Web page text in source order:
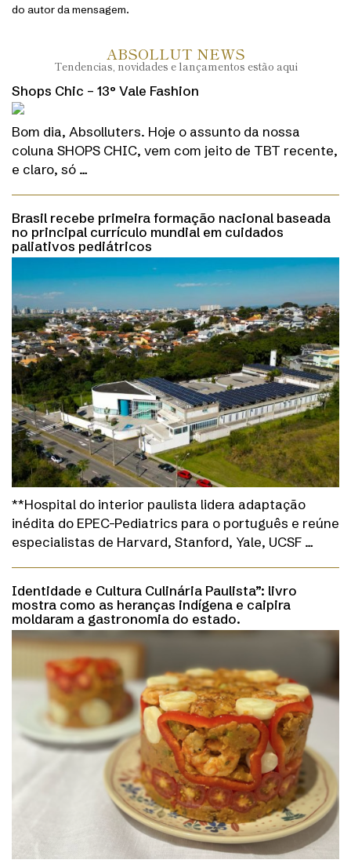
do autor da mensagem.
ABSOLLUT NEWS
Tendencias, novidades e lançamentos estão aqui
Shops Chic – 13° Vale Fashion
Bom dia, Absolluters. Hoje o assunto da nossa
coluna SHOPS CHIC, vem com jeito de TBT recente,
e claro, só …
Brasil recebe primeira formação nacional baseada
no principal currículo mundial em cuidados
paliativos pediátricos
**Hospital do interior paulista lidera adaptação
inédita do EPEC-Pediatrics para o português e reúne
especialistas de Harvard, Stanford, Yale, UCSF …
Identidade e Cultura Culinária Paulista”: livro
mostra como as heranças indígena e caipira
moldaram a gastronomia do estado.